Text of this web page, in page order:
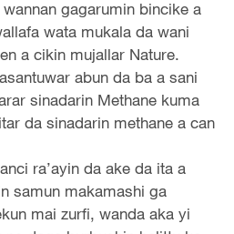
gagarumin bincike a
wata mukala da wani
a cikin mujallar Nature.
abun da ba a sani
sinadarin Methane kuma
da sinadarin methane a can
ra’ayin da ake da ita a
samun makamashi ga
mai zurfi, wanda aka yi